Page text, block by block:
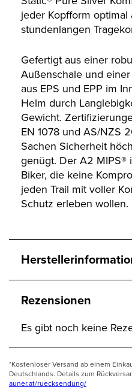
jeder Kopfform
stundenlangen
Gefertigt aus einer
Außenschale und
aus EPS und EPP im
Helm durch
Gewicht.
EN 1078 und AS/NZS
Sachen Sicherheit
genügt. Der A2
Biker, die keine
jeden Trail mit voller
Schutz erleben wollen.
Rezensionen
Es gibt noch keine
*Kostenloser Versand ab einem
Deutschlands. Details zum
auner.at/ruecksendung/